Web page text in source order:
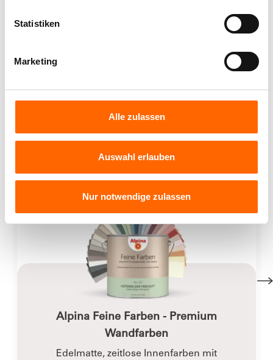
Statistiken
Marketing
Alle zulassen
Auswahl erlauben
Nur notwendige zulassen
Verwendete Produkte
Alpina Feine Farben - Premium
Wandfarben
Edelmatte, zeitlose Innenfarben mit